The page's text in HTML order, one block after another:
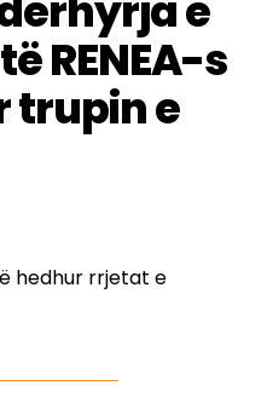
RENEA-s
trupin e